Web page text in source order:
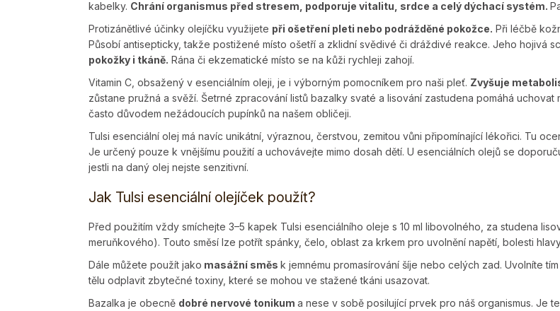
kabelky. Chrání organismus před stresem, podporuje vitalitu, srdce a celý dýchací systém.
Protizánětlivé účinky olejíčku využijete při ošetření pleti nebo podrážděné pokožce. Při léčbě
Působí antisepticky, takže postižené místo ošetří a zklidní svědivé či dráždivé reakce. Jeho hojivá
pokožky i tkáně. Rána či ekzematické místo se na kůži rychleji zahojí.
Vitamin C, obsažený v esenciálním oleji, je i výborným pomocníkem pro naši pleť. Zvyšuje
zůstane pružná a svěží. Šetrné zpracování listů bazalky svaté a lisování zastudena pomáhá
často důvodem nežádoucích pupínků na našem obličeji.
Tulsi esenciální olej má navíc unikátní, výraznou, čerstvou, zemitou vůni připomínající lékořici. Tu
Je určený pouze k vnějšímu použití a uchovávejte mimo dosah dětí. U esenciálních olejů se
jestli na daný olej nejste senzitivní.
Jak Tulsi esenciální olejíček použít?
Před použitím vždy smíchejte 3–5 kapek Tulsi esenciálního oleje s 10 ml libovolného, za studena
meruňkového). Touto směsí lze potřít spánky, čelo, oblast za krkem pro uvolnění napětí, bolesti
Dále můžete použít jako masážní směs k jemnému promasírování šíje nebo celých zad. Uvolníte
tělu odplavit zbytečné toxiny, které se mohou ve stažené tkáni usazovat.
Bazalka je obecně dobré nervové tonikum a nese v sobě posilující prvek pro náš organismus. Je